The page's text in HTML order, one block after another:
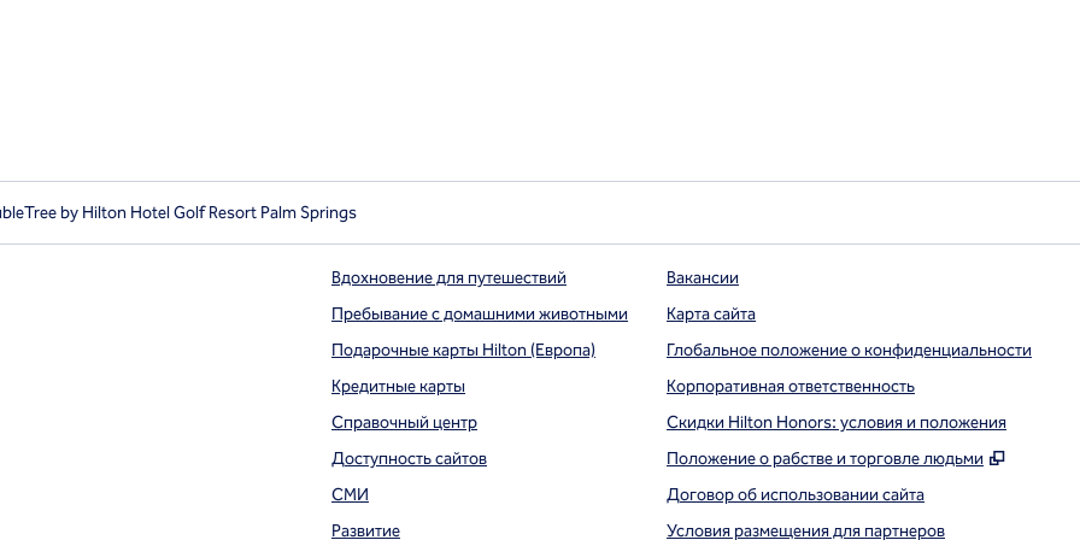
by Hilton Hotel Golf Resort Palm Springs
Вдохновение для путешествий
Пребывание с домашними животными
Подарочные карты Hilton (Европа)
Кредитные карты
Справочный центр
Доступность сайтов
СМИ
Развитие
Вакансии
Карта сайта
Глобальное положение о конфиденциальности
Корпоративная ответственность
Скидки Hilton Honors: условия и положения
Положение о рабстве и торговле людьми
,
Договор об использовании сайта
Условия размещения для партнеров